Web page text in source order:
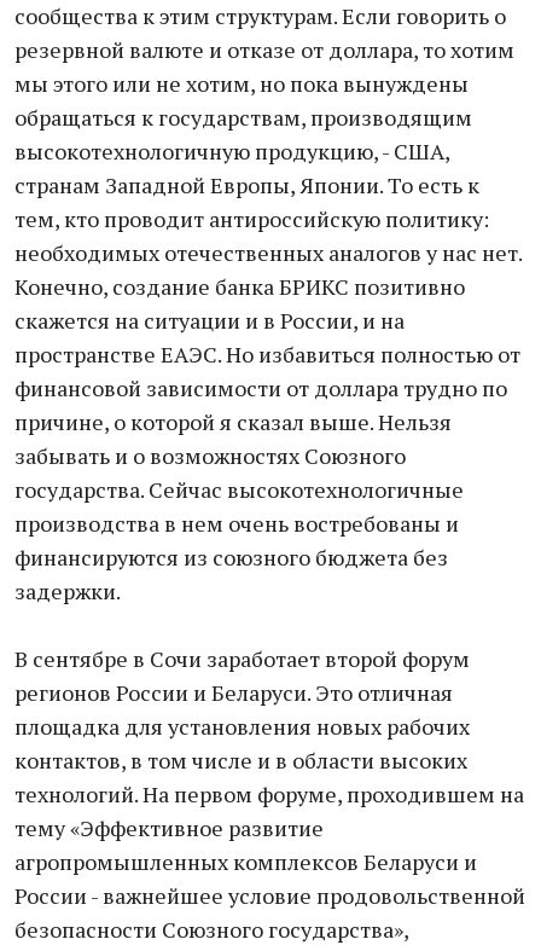
сообщества к этим структурам. Если говорить о
резервной валюте и отказе от доллара, то хотим
мы этого или не хотим, но пока вынуждены
обращаться к государствам, производящим
высокотехнологичную продукцию, - США,
странам Западной Европы, Японии. То есть к
тем, кто проводит антироссийскую политику:
необходимых от­е­­­чественных аналогов у нас нет.
Конечно, создание банка БРИКС позитивно
скажется на ситуации и в России, и на
пространстве ЕАЭС. Но избавиться полностью от
финансовой зависимости от доллара трудно по
причине, о которой я сказал выше. Нельзя
забывать и о возможностях Союзного
государства. Сейчас высокотехнологичные
производства в нем очень востребованы и
финансируются из союзного бюджета без
задержки.
В сентябре в Сочи заработает второй форум
регионов России и Беларуси. Это отличная
площадка для установления новых рабочих
контактов, в том числе и в области высоких
технологий. На первом форуме, проходившем на
тему «Эффективное развитие
агропромышленных комплексов Беларуси и
России - важнейшее условие продовольственной
безопасности Союзного государства»,